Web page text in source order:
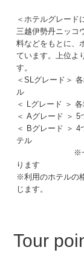
＜ホテルグレード
三越伊勢丹ニッコ
料などをもとに、
ています。上位
す。
＜SLグレード＞
ル
＜ Lグレード ＞
＜ Aグレード ＞ 5
＜ Bグレード ＞ 4
テル
※一部の地域
ります
※利用のホテルの
じます。
Tour